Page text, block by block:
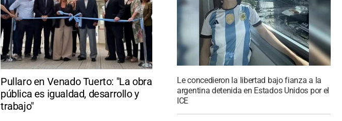
Pullaro en Venado Tuerto: "La obra
pública es igualdad, desarrollo y
trabajo"
Le concedieron la libertad bajo fianza a la
argentina detenida en Estados Unidos por el
ICE